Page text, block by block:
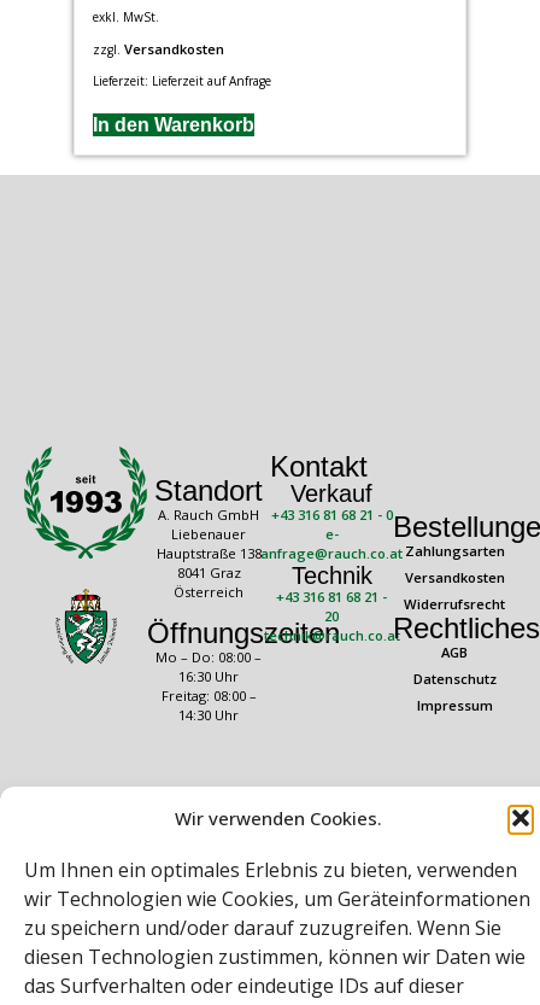
Wir verwenden Cookies.
Um Ihnen ein optimales Erlebnis zu bieten, verwenden
wir Technologien wie Cookies, um Geräteinformationen
zu speichern und/oder darauf zuzugreifen. Wenn Sie
diesen Technologien zustimmen, können wir Daten wie
das Surfverhalten oder eindeutige IDs auf dieser
exkl. MwSt.
zzgl. Versandkosten
Lieferzeit: Lieferzeit auf Anfrage
In den Warenkorb
Standort
A. Rauch GmbH
Liebenauer
Hauptstraße 138
8041 Graz
Österreich
Öffnungszeiten
Mo – Do: 08:00 –
16:30 Uhr
Freitag: 08:00 –
14:30 Uhr
Kontakt
Verkauf
+43 316 81 68 21 - 0
e-
anfrage@rauch.co.at
Technik
+43 316 81 68 21 -
20
technik@rauch.co.at
Zahlungsarten
Versandkosten
Widerrufsrecht
Rechtliches
AGB
Datenschutz
Impressum
Bei diesem Webshop handelt es sich um einen B2B-Webshop
A. Rauch GmbH – Ihr Experte aus Österreich für Waagen, Eich- &
Kalibrierservice, Sprühnebel-Zerstäubungstechnik und
Lebensmittelmaschinen.
Sämtliche Angebote der A. Rauch GmbH richten sich nicht an Verbraucher,